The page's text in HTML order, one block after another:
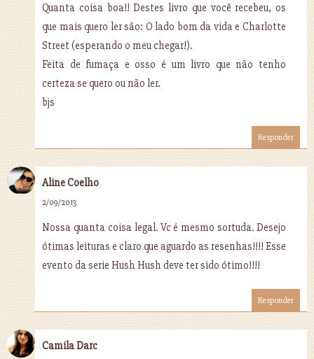
Quanta coisa boa!! Destes livro que você recebeu, os
que mais quero ler são: O lado bom da vida e Charlotte
Street (esperando o meu chegar!).
Feita de fumaça e osso é um livro que não tenho
certeza se quero ou não ler.
bjs
Responder
Aline Coelho
2/09/2013
Nossa quanta coisa legal. Vc é mesmo sortuda. Desejo
ótimas leituras e claro que aguardo as resenhas!!!! Esse
evento da serie Hush Hush deve ter sido ótimo!!!!
Responder
Camila Darc